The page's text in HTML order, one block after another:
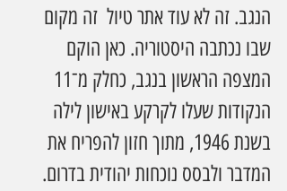
הנגב. זה לא עוד אתר טיול  זה מקום
שבו נכתבה היסטוריה. כאן הוקם
הנקודות שעלו לקרקע באישון לילה
בשנת 1946, מתוך חזון להפריח את
המדבר ולבסס נוכחות יהודית בדרום.